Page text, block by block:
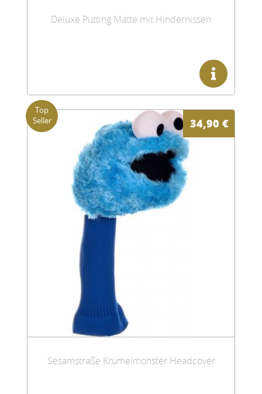
Deluxe Putting Matte mit Hindernissen
34,90 €
Sesamstraße Krümelmonster Headcover